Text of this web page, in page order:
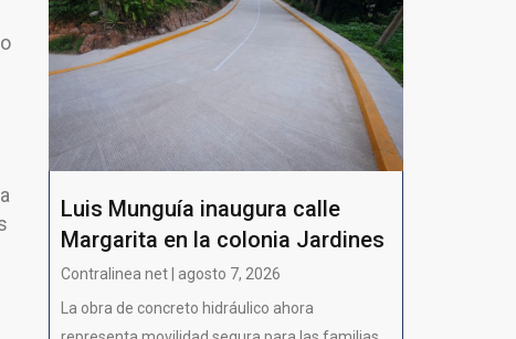
Luis Munguía inaugura calle
Margarita en la colonia Jardines
Contralinea net | agosto 7, 2026
La obra de concreto hidráulico ahora